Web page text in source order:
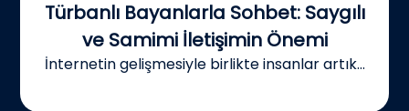
Türbanlı Bayanlarla Sohbet: Saygılı
ve Samimi İletişimin Önemi
İnternetin gelişmesiyle birlikte insanlar artık...